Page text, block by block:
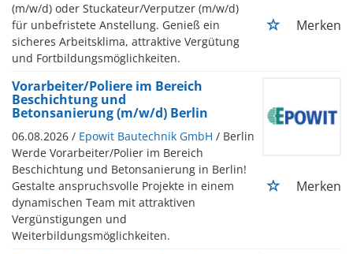
(m/w/d) oder Stuckateur/Verputzer (m/w/d)
für unbefristete Anstellung. Genieß ein
sicheres Arbeitsklima, attraktive Vergütung
und Fortbildungsmöglichkeiten.
Merken
Vorarbeiter/Poliere im Bereich
Beschichtung und
Betonsanierung (m/w/d) Berlin
06.08.2026 / Epowit Bautechnik GmbH / Berlin
Werde Vorarbeiter/Polier im Bereich
Beschichtung und Betonsanierung in Berlin!
Gestalte anspruchsvolle Projekte in einem
dynamischen Team mit attraktiven
Vergünstigungen und
Weiterbildungsmöglichkeiten.
Merken